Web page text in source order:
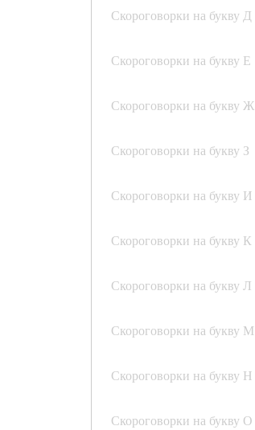
Скороговорки на букву Д
Скороговорки на букву Е
Скороговорки на букву Ж
Скороговорки на букву З
Скороговорки на букву И
Скороговорки на букву К
Скороговорки на букву Л
Скороговорки на букву М
Скороговорки на букву Н
Скороговорки на букву О